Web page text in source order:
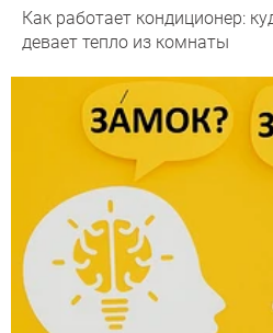
Как работает кондиционер:
девает тепло из комнаты